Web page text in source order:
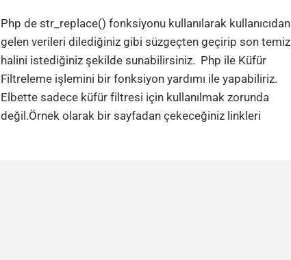
ile
Küfür
Filtreleme
Php de str_replace() fonksiyonu kullanılarak kullanıcıdan
gelen verileri dilediğiniz gibi süzgeçten geçirip son temiz
halini istediğiniz şekilde sunabilirsiniz. Php ile Küfür
Filtreleme işlemini bir fonksiyon yardımı ile yapabiliriz.
Elbette sadece küfür filtresi için kullanılmak zorunda
değil.Örnek olarak bir sayfadan çekeceğiniz linkleri